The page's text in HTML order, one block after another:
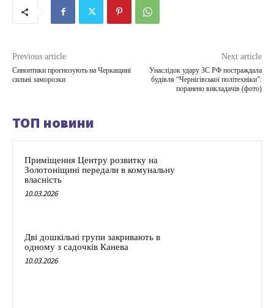
Previous article
Синоптики прогнозують на Черкащині
сильні заморозки
Next article
Унаслідок удару ЗС РФ постраждала
будівля “Чернігівської політехніки”:
поранено викладачів (фото)
ТОП новини
Приміщення Центру розвитку на
Золотоніщині передали в комунальну
власність
10.03.2026
Дві дошкільні групи закривають в
одному з садочків Канева
10.03.2026